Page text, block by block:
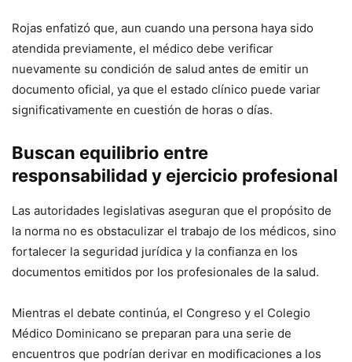
Rojas enfatizó que, aun cuando una persona haya sido
atendida previamente, el médico debe verificar
nuevamente su condición de salud antes de emitir un
documento oficial, ya que el estado clínico puede variar
significativamente en cuestión de horas o días.
Buscan equilibrio entre
responsabilidad y ejercicio profesional
Las autoridades legislativas aseguran que el propósito de
la norma no es obstaculizar el trabajo de los médicos, sino
fortalecer la seguridad jurídica y la confianza en los
documentos emitidos por los profesionales de la salud.
Mientras el debate continúa, el Congreso y el Colegio
Médico Dominicano se preparan para una serie de
encuentros que podrían derivar en modificaciones a los